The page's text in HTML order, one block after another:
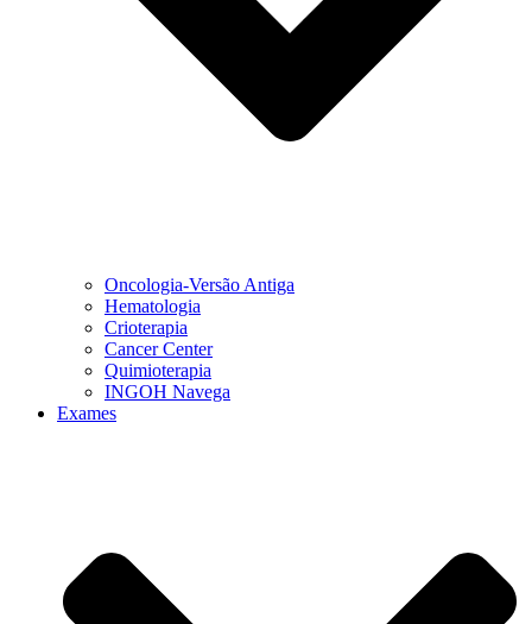
Oncologia-Versão Antiga
Hematologia
Crioterapia
Cancer Center
Quimioterapia
INGOH Navega
Exames